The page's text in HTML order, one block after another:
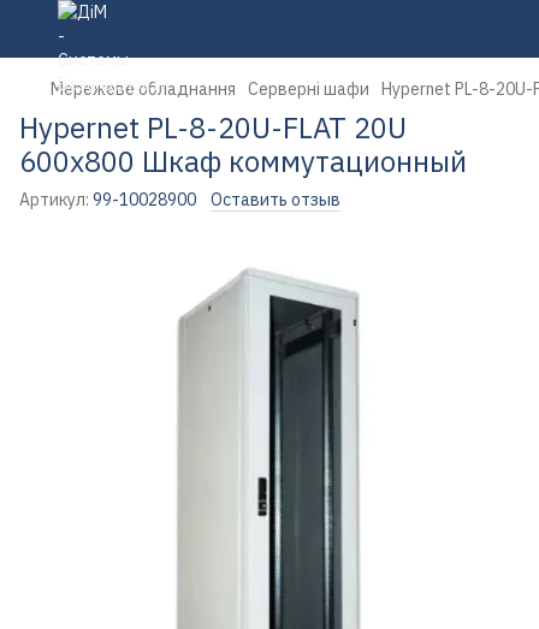
Мережеве обладнання Серверні шафи Hypernet PL-8-
Hypernet PL-8-20U-FLAT 20U
600x800 Шкаф коммутационный
Артикул: 99-10028900 Оставить отзыв